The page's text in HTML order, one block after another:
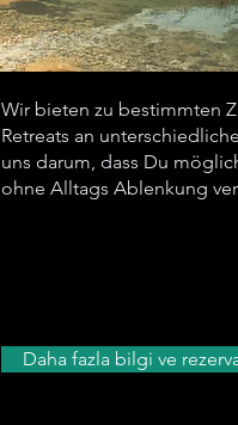
Wir bieten zu bestimmten
Retreats an
uns darum, dass Du
ohne Alltags Ablenkung
Daha fazla bilgi ve